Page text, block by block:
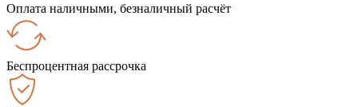
Оплата наличными, безналичный расчёт
Беспроцентная рассрочка